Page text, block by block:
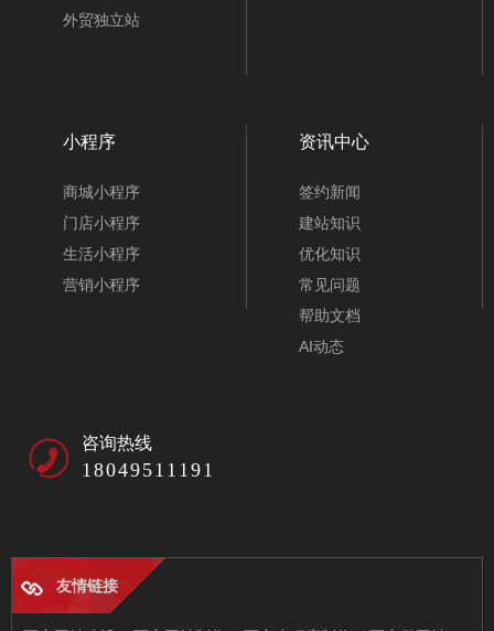
外贸独立站
小程序
商城小程序
门店小程序
生活小程序
营销小程序
资讯中心
签约新闻
建站知识
优化知识
常见问题
帮助文档
AI动态
咨询热线
18049511191
友情链接